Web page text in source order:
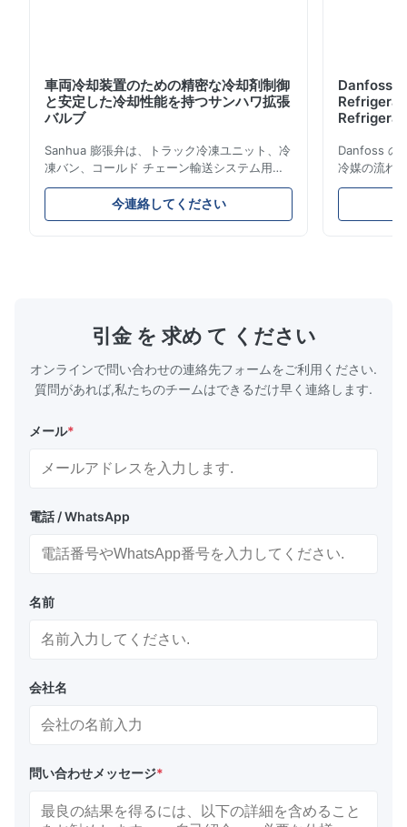
車両冷却装置のための精密な冷却剤制御
と安定した冷却性能を持つサンハワ拡張
バルブ
Sanhua 膨張弁は、トラック冷凍ユニット、冷
凍バン、コールド チェーン輸送システム用に
設計された高性能冷凍制御コンポーネントで
す。蒸発器への冷媒の流れを正確に制御し、安
定した冷却性能、エネルギー効率、信頼性の高
今連絡してください
Danfoss
Danfoss の
冷媒の流れ
とエネルギ
ムやコール
引金 を 求め て ください
オンラインで問い合わせの連絡先フォームをご利用ください.
質問があれば,私たちのチームはできるだけ早く連絡します.
メール*
電話 / WhatsApp
名前
会社名
問い合わせメッセージ*